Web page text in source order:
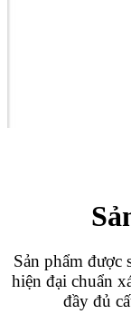
Sản phẩm được
hiện đại chuẩn
đầy đủ